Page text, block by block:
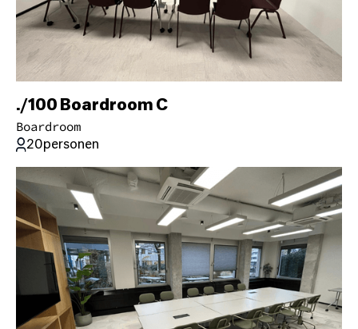
./100 Boardroom C
Boardroom
20personen